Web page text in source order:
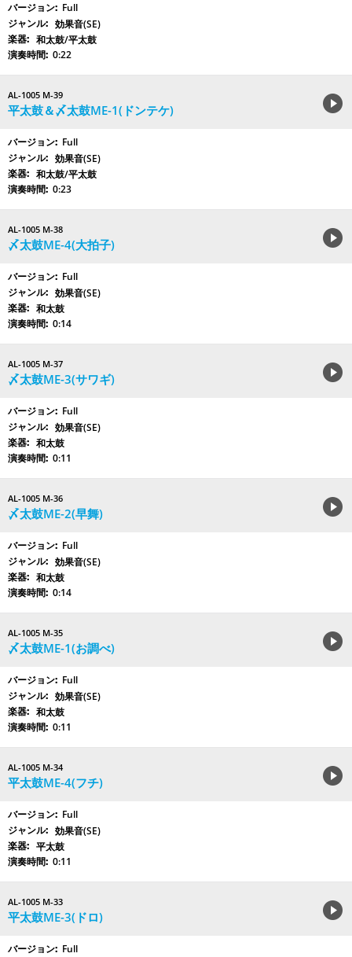
Full
効果音(SE)
和太鼓/平太鼓
0:22
AL-1005 M-39
平太鼓＆〆太鼓ME-1(ドンテケ)
Full
効果音(SE)
和太鼓/平太鼓
0:23
AL-1005 M-38
〆太鼓ME-4(大拍子)
Full
効果音(SE)
和太鼓
0:14
AL-1005 M-37
〆太鼓ME-3(サワギ)
Full
効果音(SE)
和太鼓
0:11
AL-1005 M-36
〆太鼓ME-2(早舞)
Full
効果音(SE)
和太鼓
0:14
AL-1005 M-35
〆太鼓ME-1(お調べ)
Full
効果音(SE)
和太鼓
0:11
AL-1005 M-34
平太鼓ME-4(フチ)
Full
効果音(SE)
平太鼓
0:11
AL-1005 M-33
平太鼓ME-3(ドロ)
Full